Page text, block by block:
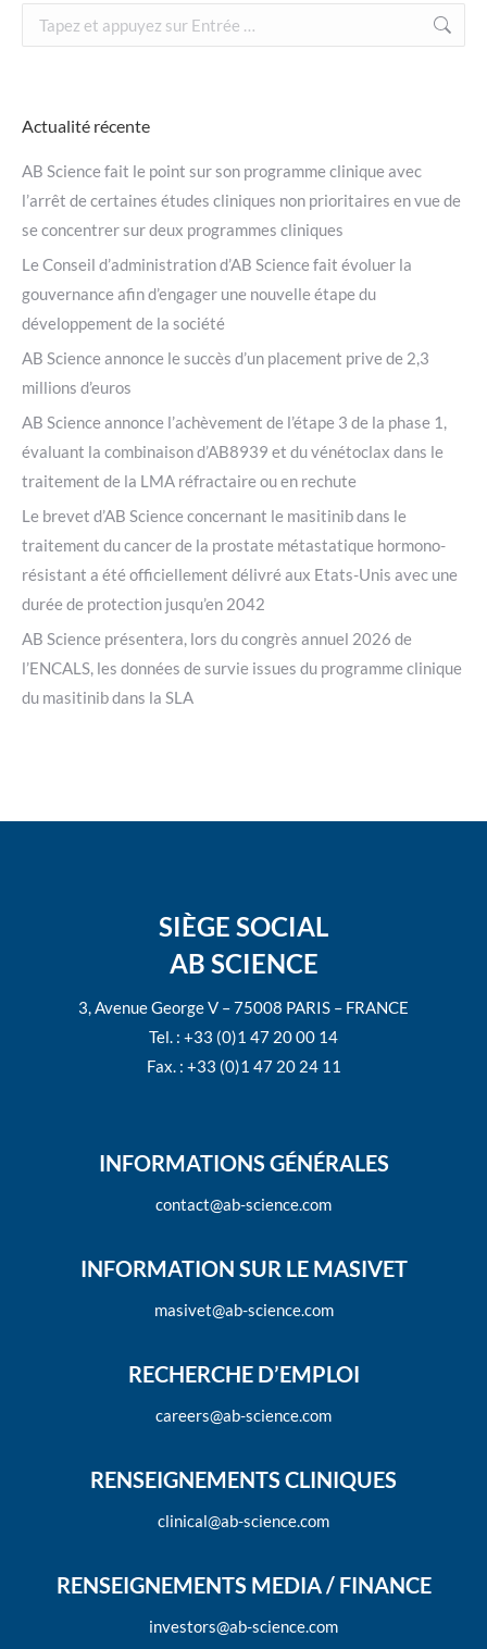
Recherche
:
Actualité récente
AB Science fait le point sur son programme clinique avec
l’arrêt de certaines études cliniques non prioritaires en vue de
se concentrer sur deux programmes cliniques
Le Conseil d’administration d’AB Science fait évoluer la
gouvernance afin d’engager une nouvelle étape du
développement de la société
AB Science annonce le succès d’un placement prive de 2,3
millions d’euros
AB Science annonce l’achèvement de l’étape 3 de la phase 1,
évaluant la combinaison d’AB8939 et du vénétoclax dans le
traitement de la LMA réfractaire ou en rechute
Le brevet d’AB Science concernant le masitinib dans le
traitement du cancer de la prostate métastatique hormono-
résistant a été officiellement délivré aux Etats-Unis avec une
durée de protection jusqu’en 2042
AB Science présentera, lors du congrès annuel 2026 de
l’ENCALS, les données de survie issues du programme clinique
du masitinib dans la SLA
SIÈGE SOCIAL
AB SCIENCE
3, Avenue George V – 75008 PARIS – FRANCE
Tel. : +33 (0)1 47 20 00 14
Fax. : +33 (0)1 47 20 24 11
INFORMATIONS GÉNÉRALES
contact@ab-science.com
INFORMATION SUR LE MASIVET
masivet@ab-science.com
RECHERCHE D’EMPLOI
careers@ab-science.com
RENSEIGNEMENTS CLINIQUES
clinical@ab-science.com
RENSEIGNEMENTS MEDIA / FINANCE
investors@ab-science.com